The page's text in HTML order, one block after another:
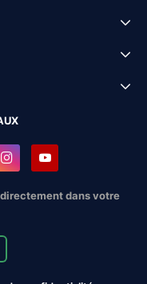
dans votre